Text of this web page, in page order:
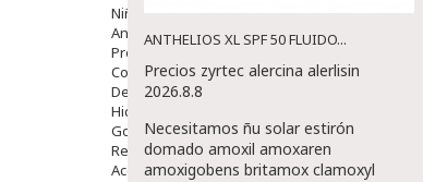
Niños
Antipiojos
Protección Solar
Complementos Alimentarios
Dentales
Hidratantes
Golpes Y Hematomas
Repelentes De Mosquitos
Accesorios
ANTHELIOS XL SPF 50 FLUIDO...
Precios zyrtec alercina alerlisin
2026.8.8
Necesitamos ñu solar estirón
domado amoxil amoxaren
amoxigobens britamox clamoxyl